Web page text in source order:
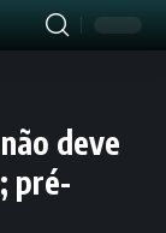
deve
pré-